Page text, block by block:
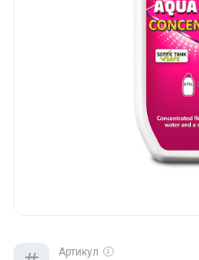
Артикул